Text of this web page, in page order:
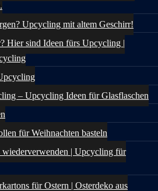
Upcycling mit altem Geschirr!
Hier sind Ideen fürs Upcycling |
– Upcycling Ideen für Glasflaschen
für Weihnachten basteln
wiederverwenden | Upcycling für
für Ostern | Osterdeko aus